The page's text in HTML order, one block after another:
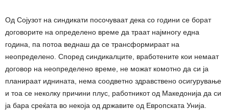
Од Сојузот на синдикати посочуваат дека со години се борат
договорите на определено време да траат најмногу една
година, па потоа веднаш да се трансформираат на
неопределено. Според синдикалците, вработените кои немаат
договор на неопределено време, не можат комотно да си ја
планираат иднината, нема соодветно здравствено осигурување
и тоа се неколку причини плус, работникот од Македонија да си
ја бара среќата во некоја од државите од Европската Унија.